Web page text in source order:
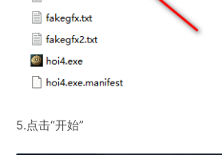
5.点击“开始”